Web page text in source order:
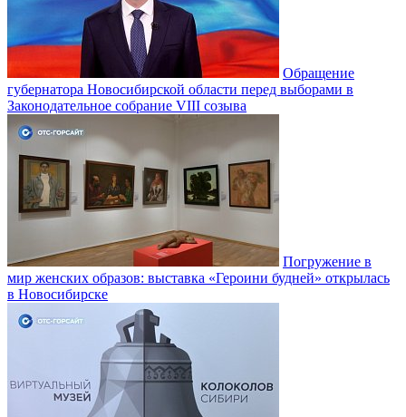
Обращение
губернатора Новосибирской области перед выборами в
Законодательное собрание VIII созыва
Погружение в
мир женских образов: выставка «Героини будней» открылась
в Новосибирске